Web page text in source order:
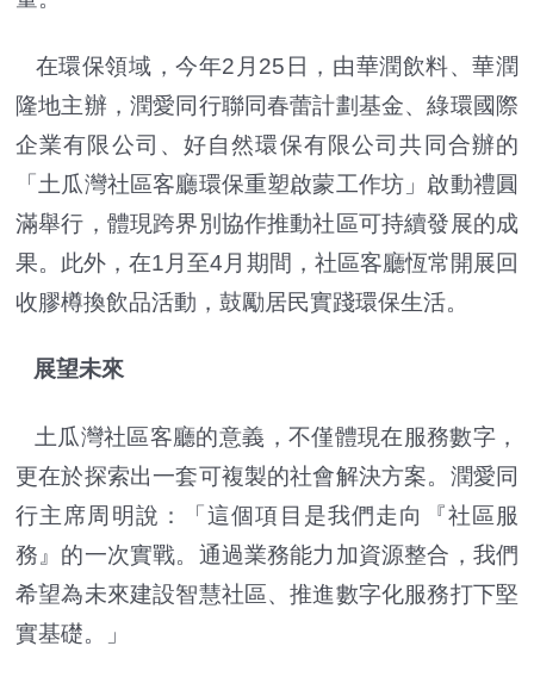
在環保領域，今年2月25日，由華潤飲料、華潤
隆地主辦，潤愛同行聯同春蕾計劃基金、綠環國際
企業有限公司、好自然環保有限公司共同合辦的
「土瓜灣社區客廳環保重塑啟蒙工作坊」啟動禮圓
滿舉行，體現跨界別協作推動社區可持續發展的成
果。此外，在1月至4月期間，社區客廳恆常開展回
收膠樽換飲品活動，鼓勵居民實踐環保生活。
展望未來
土瓜灣社區客廳的意義，不僅體現在服務數字，
更在於探索出一套可複製的社會解決方案。潤愛同
行主席周明說：「這個項目是我們走向『社區服
務』的一次實戰。通過業務能力加資源整合，我們
希望為未來建設智慧社區、推進數字化服務打下堅
實基礎。」